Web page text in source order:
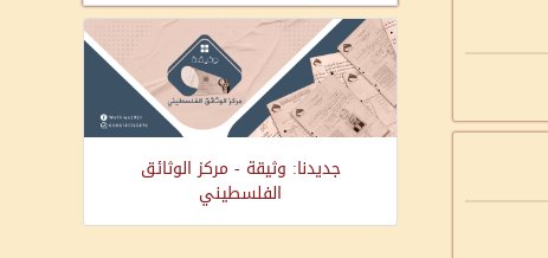
جديدنا: وثيقة - مركز الوثائق
الفلسطيني